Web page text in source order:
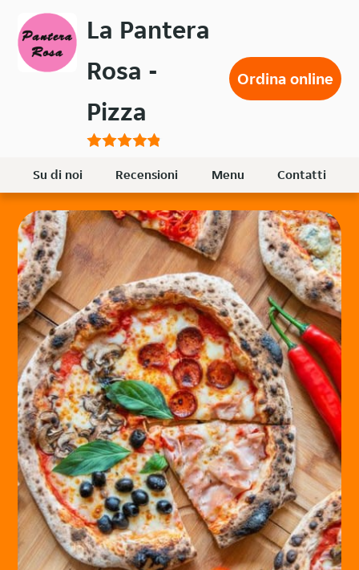
contenuto
principale
La Pantera
Rosa -
Pizza
Ordina online
Su di noi Recensioni Menu Contatti